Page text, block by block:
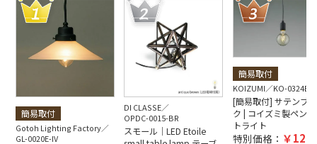
簡易取付
Gotoh Lighting Factory
GL-0020E-IV
DI CLASSE
OPDC-0015-BR
スモール｜LED Etoile
簡易取付
KOIZUMI KO-0324E-
[簡易取付] サテンブ
ク | コイズミ製ペン
トライト
特別価格：